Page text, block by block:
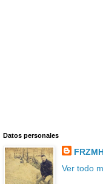
Datos personales
Ver todo